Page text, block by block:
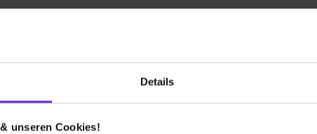
Details
unseren Cookies!
Platz
(m/w/d)
Plätze